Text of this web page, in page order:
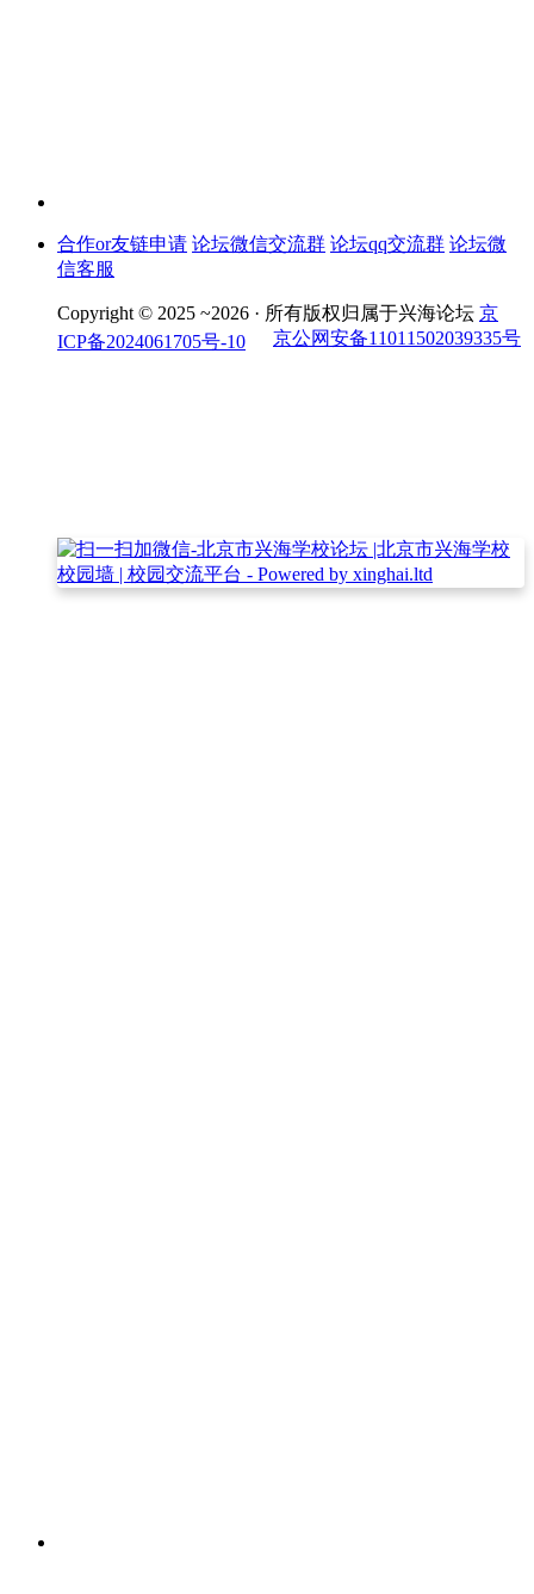
合作or友链申请 论坛微信交流群 论坛qq交流群 论坛微
信客服
Copyright © 2025 ~2026 · 所有版权归属于兴海论坛 京
ICP备2024061705号-10
京公网安备11011502039335号